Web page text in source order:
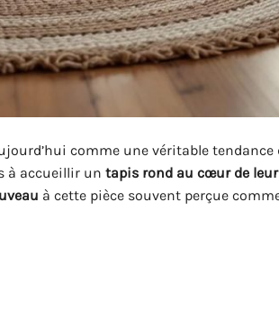
comme une véritable
à accueillir un tapis rond au cœur de
à cette pièce souvent perçue